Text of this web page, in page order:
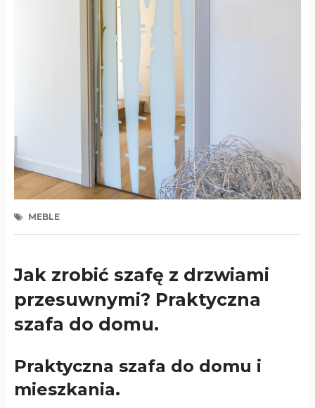
MEBLE
Jak zrobić szafę z drzwiami
przesuwnymi? Praktyczna
szafa do domu.
Praktyczna szafa do domu i
mieszkania.